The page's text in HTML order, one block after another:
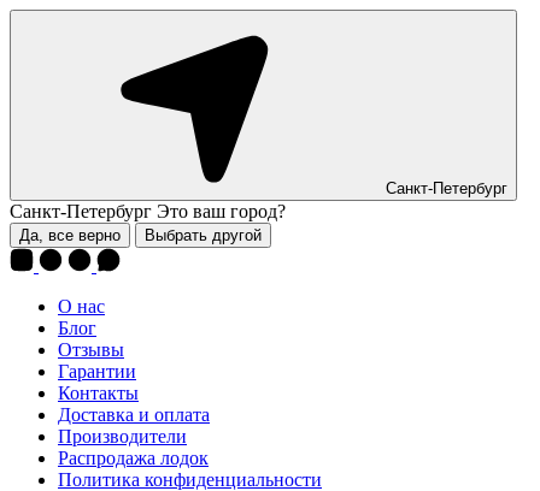
Санкт-Петербург
Санкт-Петербург Это ваш город?
Да, все верно Выбрать другой
О нас
Блог
Отзывы
Гарантии
Контакты
Доставка и оплата
Производители
Распродажа лодок
Политика конфиденциальности